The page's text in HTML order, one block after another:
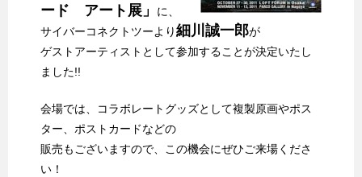
ード アート展」
に、
サイバーコネクトツーより細川誠一郎が
ゲストアーティストとして参加することが決定いたし
ました!!
会場では、コラボレートグッズとして複製原画やポス
ター、ポストカードなどの
販売もございますので、この機会にぜひご来場くださ
い！